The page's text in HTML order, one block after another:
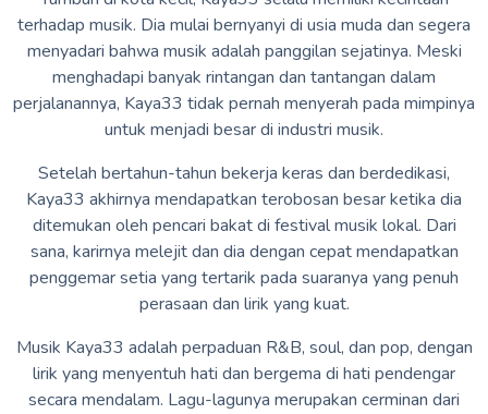
terhadap musik. Dia mulai bernyanyi di usia muda dan segera
menyadari bahwa musik adalah panggilan sejatinya. Meski
menghadapi banyak rintangan dan tantangan dalam
perjalanannya, Kaya33 tidak pernah menyerah pada mimpinya
untuk menjadi besar di industri musik.
Setelah bertahun-tahun bekerja keras dan berdedikasi,
Kaya33 akhirnya mendapatkan terobosan besar ketika dia
ditemukan oleh pencari bakat di festival musik lokal. Dari
sana, karirnya melejit dan dia dengan cepat mendapatkan
penggemar setia yang tertarik pada suaranya yang penuh
perasaan dan lirik yang kuat.
Musik Kaya33 adalah perpaduan R&B, soul, dan pop, dengan
lirik yang menyentuh hati dan bergema di hati pendengar
secara mendalam. Lagu-lagunya merupakan cerminan dari